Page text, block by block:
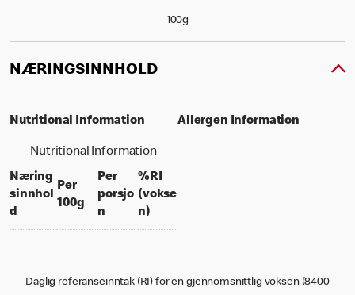
100g
NÆRINGSINNHOLD
Nutritional Information
Nutritional Information
Næring
sinnhol
d
Per
100gper 100 grams
Per
porsjo
nper portion
%RI
(vokse
n)% daily value for an adult
Allergen Information
Daglig referanseinntak (RI) for en gjennomsnittlig voksen (8400